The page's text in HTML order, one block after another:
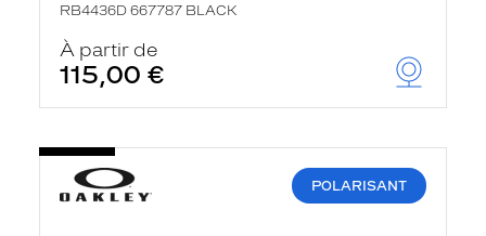
RB4436D 667787 BLACK
À partir de
115,00 €
POLARISANT